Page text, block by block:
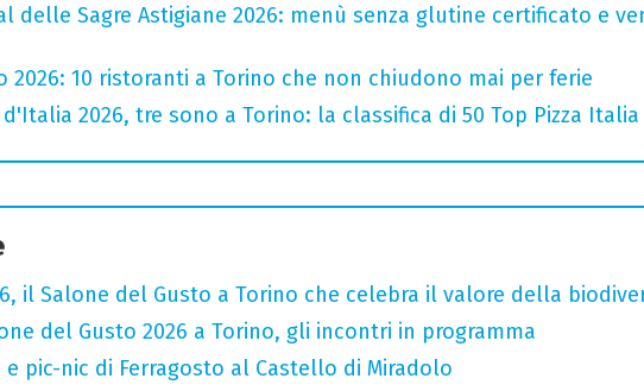
delle Sagre Astigiane 2026: menù senza glutine certificato e
2026: 10 ristoranti a Torino che non chiudono mai per ferie
2026, tre sono a Torino: la classifica di 50 Top Pizza Italia
il Salone del Gusto a Torino che celebra il valore della
del Gusto 2026 a Torino, gli incontri in programma
e pic-nic di Ferragosto al Castello di Miradolo